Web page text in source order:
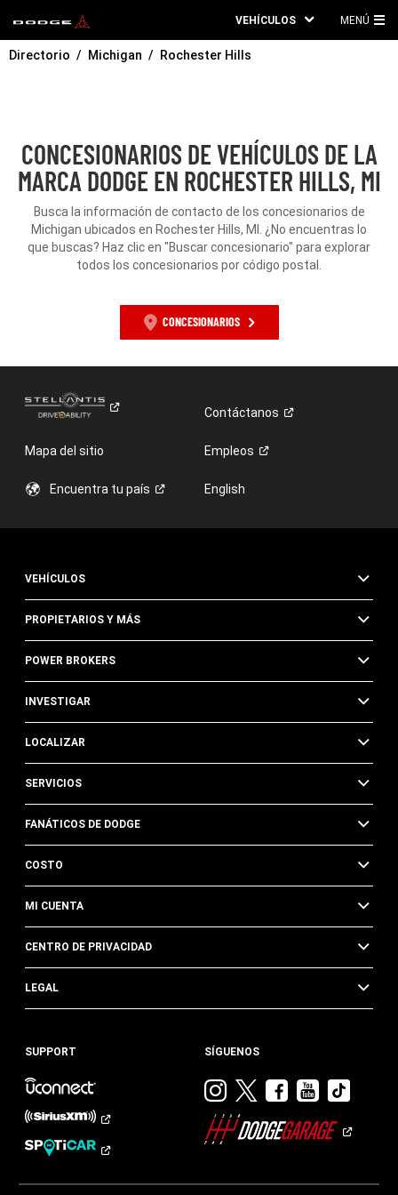
VEHÍCULOS MENÚ
Directorio Michigan Rochester Hills
CONCESIONARIOS DE VEHÍCULOS DE LA
MARCA DODGE EN ROCHESTER HILLS, MI
Busca la información de contacto de los concesionarios de
Michigan ubicados en Rochester Hills, MI. ¿No encuentras lo
que buscas? Haz clic en "Buscar concesionario" para explorar
todos los concesionarios por código postal.
CONCESIONARIOS
Contáctanos
Mapa del sitio Empleos
Encuentra tu país English
VEHÍCULOS
PROPIETARIOS Y MÁS
POWER BROKERS
INVESTIGAR
LOCALIZAR
SERVICIOS
FANÁTICOS DE DODGE
COSTO
MI CUENTA
CENTRO DE PRIVACIDAD
LEGAL
SUPPORT SÍGUENOS
Visitar
Dodge
en
Visitar
en
Visitar
en
Visitar
en en